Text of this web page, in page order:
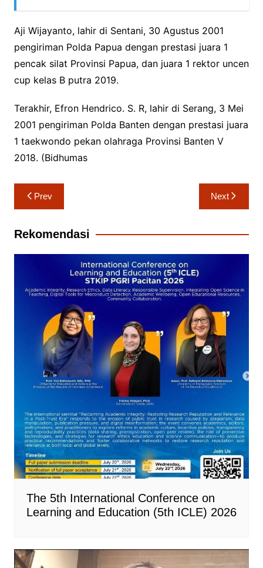
Aji Wijayanto, lahir di Sentani, 30 Agustus 2001
pengiriman Polda Papua dengan prestasi juara 1
pencak silat Provinsi Papua, dan juara 1 rektor uncen
cup kelas B putra 2019.
Terakhir, Efron Hendrico. S. R, lahir di Serang, 3 Mei
2001 pengiriman Polda Banten dengan prestasi juara
1 taekwondo pekan olahraga Provinsi Banten V
2018. (Bidhumas
Navigasi
pos
Prev Next
Rekomendasi
The 5th International Conference on
Learning and Education (5th ICLE) 2026